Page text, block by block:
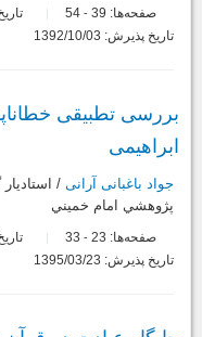
صفحه‌ها: 39
-
تاریخ
تاریخ پذیرش: 1392/10/03
بررسی تطبیقی
ابراهیمی
جواد باغبانی آرانی /
پژوهشي امام خميني
صفحه‌ها: 23
-
تاریخ
تاریخ پذیرش: 1395/03/23